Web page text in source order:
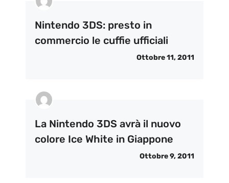
Nintendo 3DS: presto in
commercio le cuffie ufficiali
Ottobre 11, 2011
La Nintendo 3DS avrà il nuovo
colore Ice White in Giappone
Ottobre 9, 2011